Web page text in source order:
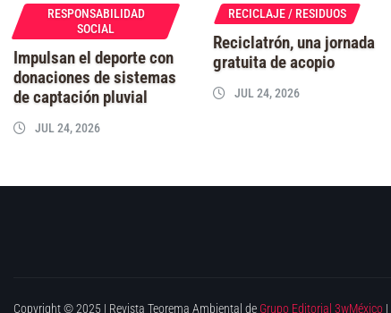
RESPONSABILIDAD
SOCIAL
Impulsan el deporte con
donaciones de sistemas
de captación pluvial
JUL 24, 2026
RECICLAJE / RESIDUOS
Reciclatrón, una jornada
gratuita de acopio
JUL 24, 2026
Copyright © 2025 | Revista Teorema Ambiental de Grupo Editorial 3wMéxico |